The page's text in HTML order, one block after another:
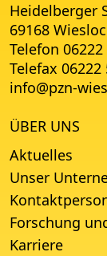
ÜBER UNS
Aktuelles
Unser
Forschung
Karriere
Heidelberger
69168
Telefon 06222
Telefax 06222
info@pzn-